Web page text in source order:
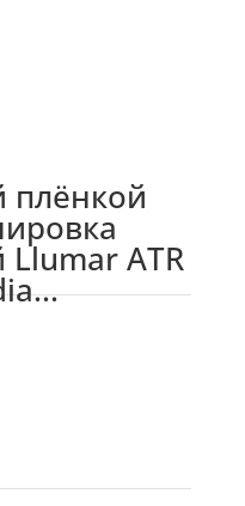
плёнкой
Llumar ATR